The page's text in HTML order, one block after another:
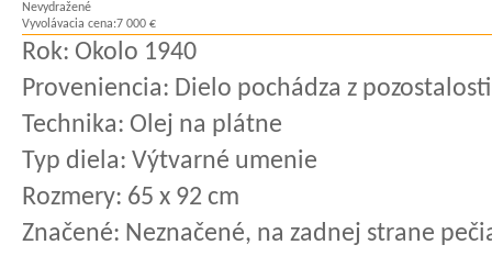
Nevydražené
Vyvolávacia cena:7 000 €
Rok: Okolo 1940
Proveniencia: Dielo pochádza z
Technika: Olej na plátne
Typ diela: Výtvarné umenie
Rozmery: 65 x 92 cm
Značené: Neznačené, na zadnej strane